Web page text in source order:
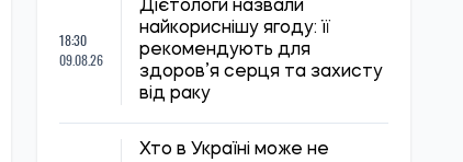
18:30
09.08.26
Дієтологи назвали
найкориснішу ягоду: її
рекомендують для
здоров’я серця та захисту
від раку
Хто в Україні може не